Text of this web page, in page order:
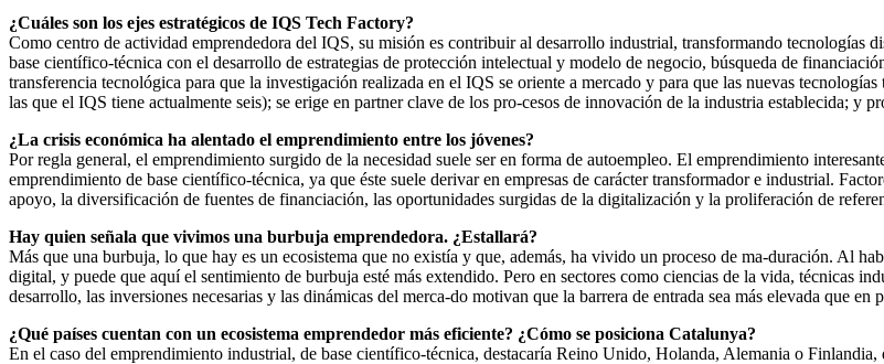
¿Cuáles son los ejes estratégicos de IQS Tech Factory?
Como centro de actividad emprendedora del IQS, su misión es contribuir al desarrollo industrial, transformando tecnologías
base científico-técnica con el desarrollo de estrategias de protección intelectual y modelo de negocio, búsqueda de
transferencia tecnológica para que la investigación realizada en el IQS se oriente a mercado y para que las nuevas
las que el IQS tiene actualmente seis); se erige en partner clave de los pro-cesos de innovación de la industria establecida; y
¿La crisis económica ha alentado el emprendimiento entre los jóvenes?
Por regla general, el emprendimiento surgido de la necesidad suele ser en forma de autoempleo. El emprendimiento
emprendimiento de base científico-técnica, ya que éste suele derivar en empresas de carácter transformador e industrial.
apoyo, la diversificación de fuentes de financiación, las oportunidades surgidas de la digitalización y la proliferación de
Hay quien señala que vivimos una burbuja emprendedora. ¿Estallará?
Más que una burbuja, lo que hay es un ecosistema que no existía y que, además, ha vivido un proceso de ma-duración. Al
digital, y puede que aquí el sentimiento de burbuja esté más extendido. Pero en sectores como ciencias de la vida, técnicas
desarrollo, las inversiones necesarias y las dinámicas del merca-do motivan que la barrera de entrada sea más elevada que
¿Qué países cuentan con un ecosistema emprendedor más eficiente? ¿Cómo se posiciona Catalunya?
En el caso del emprendimiento industrial, de base científico-técnica, destacaría Reino Unido, Holanda, Alemania o